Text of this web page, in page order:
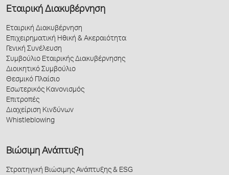
Εταιρική Διακυβέρνηση
Εταιρική Διακυβέρνηση
Επιχειρηματική Ηθική & Ακεραιότητα
Γενική Συνέλευση
Συμβούλιο Εταιρικής Διακυβέρνησης
Διοικητικό Συμβούλιο
Θεσμικό Πλαίσιο
Εσωτερικός Κανονισμός
Επιτροπές
Διαχείριση Κινδύνων
Whistleblowing
Βιώσιμη Ανάπτυξη
Στρατηγική Βιώσιμης Ανάπτυξης & ESG